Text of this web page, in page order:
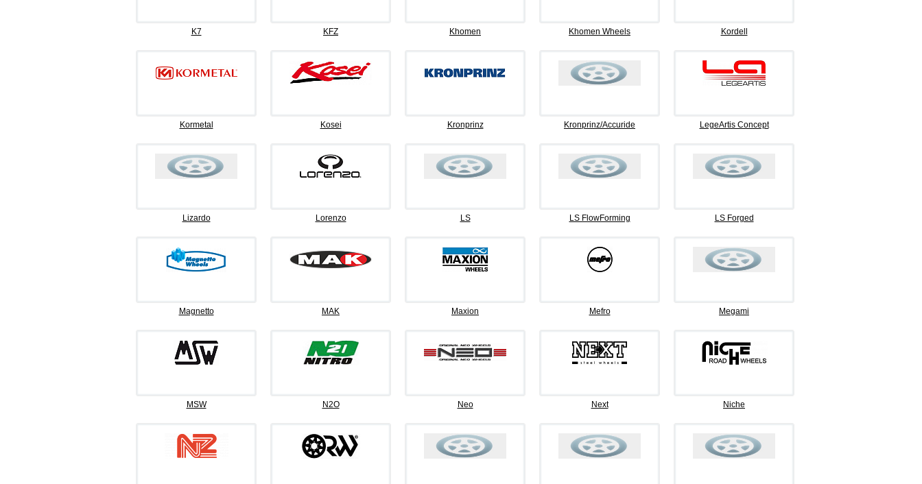
K7 KFZ Khomen Khomen Wheels Kordell
Kormetal Kosei Kronprinz Kronprinz/Accuride LegeArtis Concept
Lizardo Lorenzo LS LS FlowForming LS Forged
Magnetto MAK Maxion Mefro Megami
MSW N2O Neo Next Niche